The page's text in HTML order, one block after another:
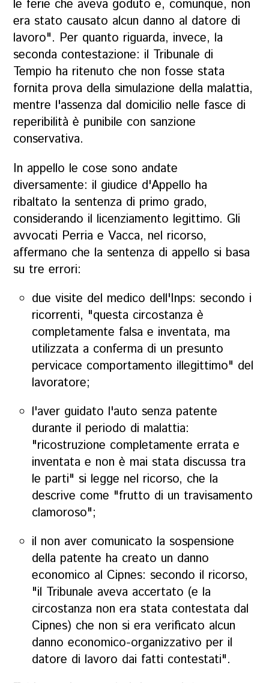
le ferie che aveva goduto e, comunque, non
era stato causato alcun danno al datore di
lavoro". Per quanto riguarda, invece, la
seconda contestazione: il Tribunale di
Tempio ha ritenuto che non fosse stata
fornita prova della simulazione della malattia,
mentre l'assenza dal domicilio nelle fasce di
reperibilità è punibile con sanzione
conservativa.
In appello le cose sono andate
diversamente: il giudice d'Appello ha
ribaltato la sentenza di primo grado,
considerando il licenziamento legittimo. Gli
avvocati Perria e Vacca, nel ricorso,
affermano che la sentenza di appello si basa
su tre errori:
due visite del medico dell'Inps: secondo i
ricorrenti, "questa circostanza è
completamente falsa e inventata, ma
utilizzata a conferma di un presunto
pervicace comportamento illegittimo" del
lavoratore;
l'aver guidato l'auto senza patente
durante il periodo di malattia:
"ricostruzione completamente errata e
inventata e non è mai stata discussa tra
le parti" si legge nel ricorso, che la
descrive come "frutto di un travisamento
clamoroso";
il non aver comunicato la sospensione
della patente ha creato un danno
economico al Cipnes: secondo il ricorso,
"il Tribunale aveva accertato (e la
circostanza non era stata contestata dal
Cipnes) che non si era verificato alcun
danno economico-organizzativo per il
datore di lavoro dai fatti contestati".